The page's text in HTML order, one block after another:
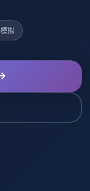
拟